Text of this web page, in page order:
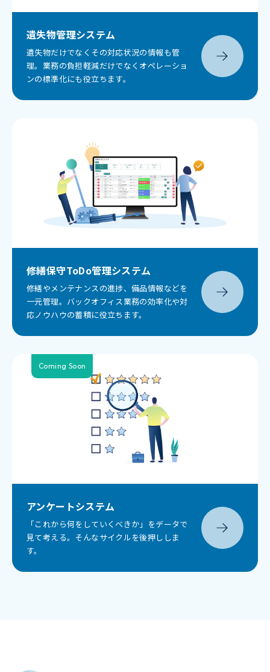
遺失物管理システム
遺失物だけでなくその対応状況の情報も管
理。業務の負担軽減だけでなくオペレーショ
ンの標準化にも役立ちます。
修繕保守ToDo管理システム
修繕やメンテナンスの進捗、備品情報などを
一元管理。バックオフィス業務の効率化や対
応ノウハウの蓄積に役立ちます。
Coming Soon
アンケートシステム
「これから何をしていくべきか」をデータで
見て考える。そんなサイクルを後押ししま
す。